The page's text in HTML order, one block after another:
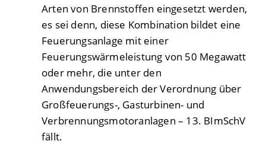
Arten von Brennstoffen eingesetzt werden,
es sei denn, diese Kombination bildet eine
Feuerungsanlage mit einer
Feuerungswärmeleistung von 50 Megawatt
oder mehr, die unter den
Anwendungsbereich der Verordnung über
Großfeuerungs-, Gasturbinen- und
Verbrennungsmotoranlagen – 13. BImSchV
fällt.